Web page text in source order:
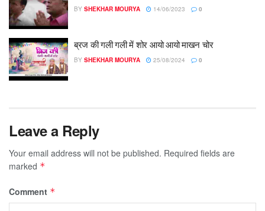
BY SHEKHAR MOURYA 14/06/2023 0
ब्रज की गली गली में शोर आयो आयो माखन चोर
BY SHEKHAR MOURYA 25/08/2024 0
Leave a Reply
Your email address will not be published. Required fields are
marked *
Comment *